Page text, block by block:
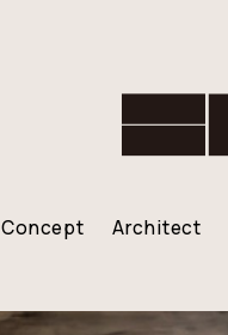
Concept Architect